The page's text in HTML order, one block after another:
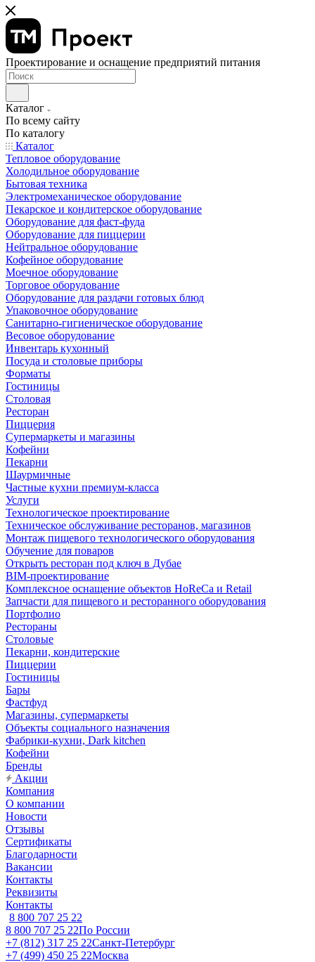
Проектирование и оснащение предприятий питания
Каталог
По всему сайту
По каталогу
Каталог
Тепловое оборудование
Холодильное оборудование
Бытовая техника
Электромеханическое оборудование
Пекарское и кондитерское оборудование
Оборудование для фаст-фуда
Оборудование для пиццерии
Нейтральное оборудование
Кофейное оборудование
Моечное оборудование
Торговое оборудование
Оборудование для раздачи готовых блюд
Упаковочное оборудование
Санитарно-гигиеническое оборудование
Весовое оборудование
Инвентарь кухонный
Посуда и столовые приборы
Форматы
Гостиницы
Столовая
Ресторан
Пиццерия
Супермаркеты и магазины
Кофейни
Пекарни
Шаурмичные
Частные кухни премиум-класса
Услуги
Технологическое проектирование
Техническое обслуживание ресторанов, магазинов
Монтаж пищевого технологического оборудования
Обучение для поваров
Открыть ресторан под ключ в Дубае
BIM-проектирование
Комплексное оснащение объектов HoReCa и Retail
Запчасти для пищевого и ресторанного оборудования
Портфолио
Рестораны
Столовые
Пекарни, кондитерские
Пиццерии
Гостиницы
Бары
Фастфуд
Магазины, супермаркеты
Объекты социального назначения
Фабрики-кухни, Dark kitchen
Кофейни
Бренды
Акции
Компания
О компании
Новости
Отзывы
Сертификаты
Благодарности
Вакансии
Контакты
Реквизиты
Контакты
8 800 707 25 22
8 800 707 25 22По России
+7 (812) 317 25 22Санкт-Петербург
+7 (499) 450 25 22Москва